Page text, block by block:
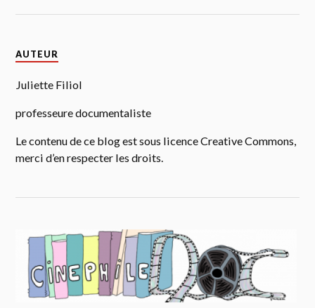
AUTEUR
Juliette Filiol
professeure documentaliste
Le contenu de ce blog est sous licence Creative Commons,
merci d’en respecter les droits.